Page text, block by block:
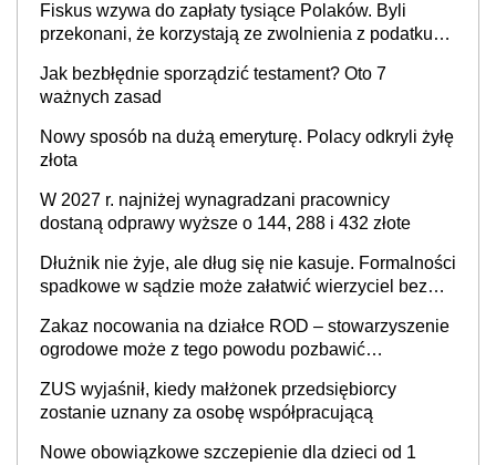
Fiskus wzywa do zapłaty tysiące Polaków. Byli
przekonani, że korzystają ze zwolnienia z podatku
Jak bezbłędnie sporządzić testament? Oto 7
ważnych zasad
Nowy sposób na dużą emeryturę. Polacy odkryli żyłę
złota
W 2027 r. najniżej wynagradzani pracownicy
dostaną odprawy wyższe o 144, 288 i 432 złote
Dłużnik nie żyje, ale dług się nie kasuje. Formalności
spadkowe w sądzie może załatwić wierzyciel bez
Zakaz nocowania na działce ROD – stowarzyszenie
ogrodowe może z tego powodu pozbawić
dzierżawę)?
ZUS wyjaśnił, kiedy małżonek przedsiębiorcy
zostanie uznany za osobę współpracującą
Nowe obowiązkowe szczepienie dla dzieci od 1